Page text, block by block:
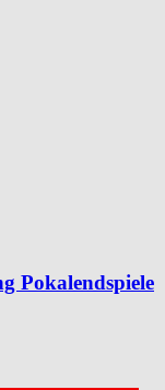
Pokalendspiele